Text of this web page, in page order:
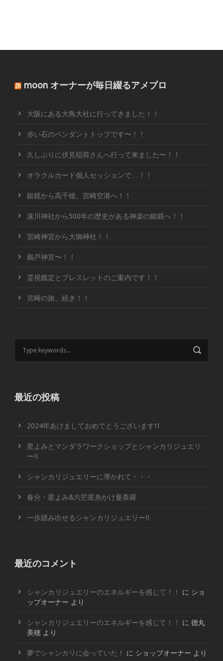
moon オーナーが毎日綴るアメブロ
大阪にある大鳥大社に行ってきました！！
赤い石のペンダントトップです〜！！
久しぶりに伏見稲荷さんへ行って来ました〜！！
オラクルカード個人セッションで…！！
銀鏡から高千穂、宮崎空港へ！！
速川神社から500年の歴史がある神楽の銀鏡へ！！
宮崎神宮から大御神社！！
鵜戸神宮〜！！
霊視鑑定とブレスレットのご案内です！！
宮崎の旅、続き！！
最近の投稿
2024年あけましておめでとうございます!1
星よみとマンダラワークショップとシャンカリジュエリ
ー!!
シャンカリジュエリーに導かれて・・・
春分・星よみ&六芒星糸かけ曼荼羅
一歩踏み出せるシャンカリジュエリー!!
最近のコメント
シャンカリジュエリーのエネルギーを感じて！！ に ショ
ップオーナー より
シャンカリジュエリーのエネルギーを感じて！！ に 徳丸
美穂 より
夢でシャンカリに会っていた！ に ショップオーナー より